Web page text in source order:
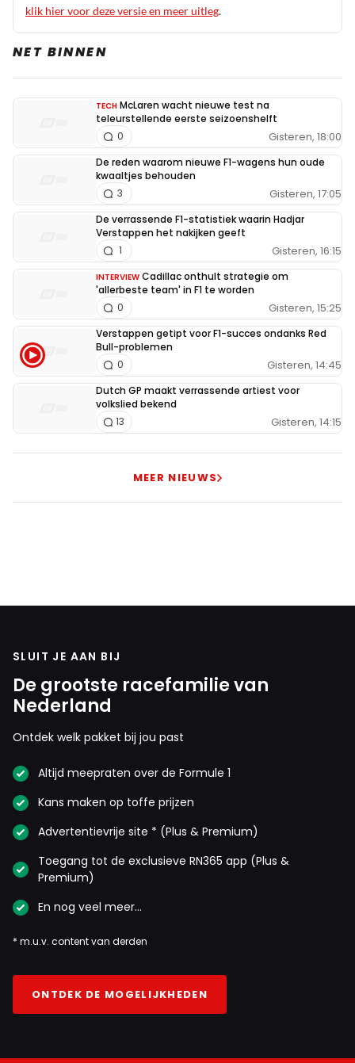
klik hier voor deze versie en meer uitleg.
NET BINNEN
TECH McLaren wacht nieuwe test na
teleurstellende eerste seizoenshelft
Gisteren, 18:00
0
De reden waarom nieuwe F1-wagens hun oude
kwaaltjes behouden
Gisteren, 17:05
3
De verrassende F1-statistiek waarin Hadjar
Verstappen het nakijken geeft
Gisteren, 16:15
1
INTERVIEW Cadillac onthult strategie om
'allerbeste team' in F1 te worden
Gisteren, 15:25
0
Verstappen getipt voor F1-succes ondanks Red
Bull-problemen
Gisteren, 14:45
0
Dutch GP maakt verrassende artiest voor
volkslied bekend
Gisteren, 14:15
13
MEER NIEUWS
SLUIT JE AAN BIJ
De grootste racefamilie van
Nederland
Ontdek welk pakket bij jou past
Altijd meepraten over de Formule 1
Kans maken op toffe prijzen
Advertentievrije site * (Plus & Premium)
Toegang tot de exclusieve RN365 app (Plus &
Premium)
En nog veel meer…
* m.u.v. content van derden
ONTDEK DE MOGELIJKHEDEN